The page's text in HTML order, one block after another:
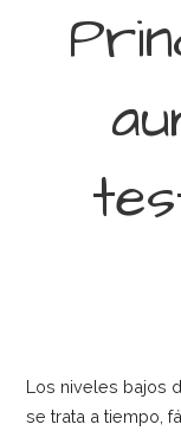
Los niveles bajos
se trata a tiempo,